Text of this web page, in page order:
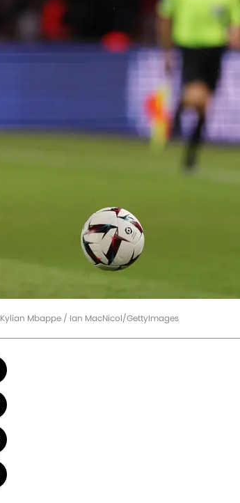
Kylian Mbappe / Ian MacNicol/GettyImages